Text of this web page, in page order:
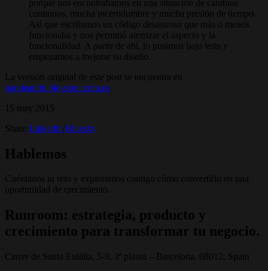
porque nos encontrabamos en una situación de cambios
continuos, mucha incertidumbre y mucha presión de tiempo.
Así que escribimos un código desastroso que más o menos
funcionaba y nos permitió aterrizar el aspecto y la
funcionalidad. A partir de ahí, lo pusimos bajo tests y
empezamos a mejorar su diseño.
La versión original de este post se encuentra en
garajeando.blogspot.com.es
15 may 2015
Share: Linkedin Bluesky
Hablemos
Cuéntanos tu reto y exploramos contigo cómo convertirlo en una
oportunidad de crecimiento.
Runroom: estrategia, producto y
crecimiento para transformar tu negocio.
Carrer de Santa Eulàlia, 5-9, 3ª planta – Barcelona, 08012, Spain